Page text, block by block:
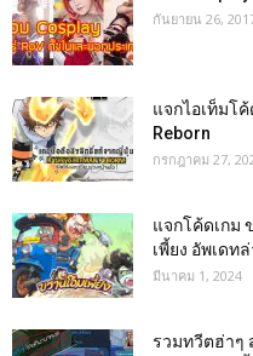
กันยายน 26,
แจกไอเท็มโ
Reborn
กรกฎาคม 27,
แจกโค้ดเกม
เพี้ยง อัพเดท
มีนาคม 1, 2024
รวมทวีตฮ่าๆ